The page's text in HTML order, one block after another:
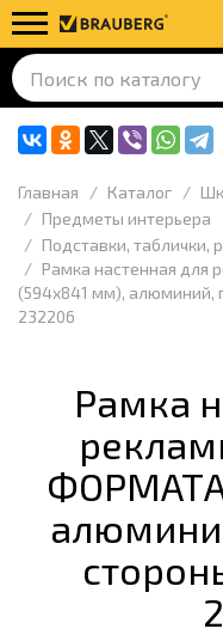
Главная Каталог
Предметы интерьера
Подставки, таблички,
Рамка настенная
(594х841 мм), алюминий,
232206
Рамка